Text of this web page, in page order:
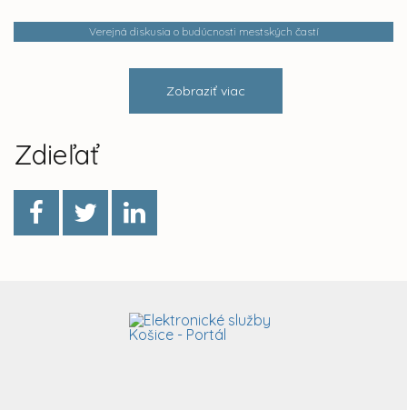
Verejná diskusia o budúcnosti mestských častí
Zobraziť viac
Zdieľať